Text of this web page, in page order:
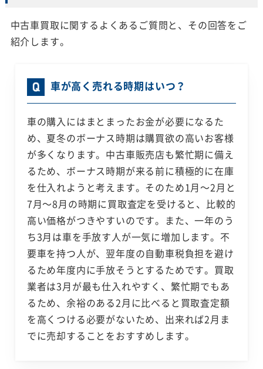
中古車買取に関するよくあるご質問と、その回答をご
紹介します。
車が高く売れる時期はいつ？
車の購入にはまとまったお金が必要になるた
め、夏冬のボーナス時期は購買欲の高いお客様
が多くなります。中古車販売店も繁忙期に備え
るため、ボーナス時期が来る前に積極的に在庫
を仕入れようと考えます。そのため1月～2月と
7月～8月の時期に買取査定を受けると、比較的
高い価格がつきやすいのです。また、一年のう
ち3月は車を手放す人が一気に増加します。不
要車を持つ人が、翌年度の自動車税負担を避け
るため年度内に手放そうとするためです。買取
業者は3月が最も仕入れやすく、繁忙期でもあ
るため、余裕のある2月に比べると買取査定額
を高くつける必要がないため、出来れば2月ま
でに売却することをおすすめします。